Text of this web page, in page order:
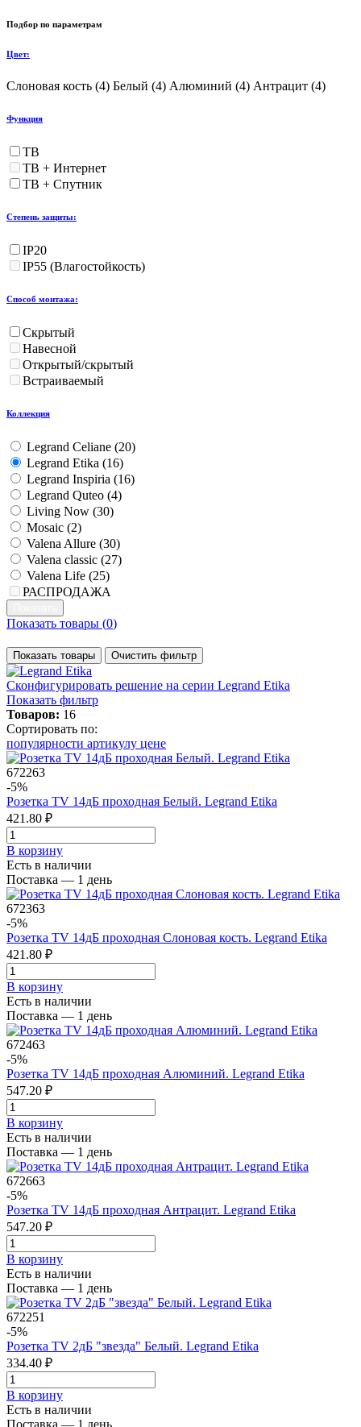
Подбор по параметрам
Цвет:
Слоновая кость (4) Белый (4) Алюминий (4) Антрацит (4)
Функция
ТВ
ТВ + Интернет
ТВ + Спутник
Степень защиты:
IP20
IP55 (Влагостойкость)
Способ монтажа:
Скрытый
Навесной
Открытый/скрытый
Встраиваемый
Коллекция
Legrand Celiane (20)
Legrand Etika (16)
Legrand Inspiria (16)
Legrand Quteo (4)
Living Now (30)
Mosaic (2)
Valena Allure (30)
Valena classic (27)
Valena Life (25)
РАСПРОДАЖА
Показать товары (0)
Показать товары Очистить фильтр
Сконфигурировать решение на серии Legrand Etika
Показать фильтр
Товаров: 16
Сортировать по:
популярности артикулу цене
672263
-5%
Розетка TV 14дБ проходная Белый. Legrand Etika
421.80 ₽
В корзинy
Есть в наличии
Поставка — 1 день
672363
-5%
Розетка TV 14дБ проходная Слоновая кость. Legrand Etika
421.80 ₽
В корзинy
Есть в наличии
Поставка — 1 день
672463
-5%
Розетка TV 14дБ проходная Алюминий. Legrand Etika
547.20 ₽
В корзинy
Есть в наличии
Поставка — 1 день
672663
-5%
Розетка TV 14дБ проходная Антрацит. Legrand Etika
547.20 ₽
В корзинy
Есть в наличии
Поставка — 1 день
672251
-5%
Розетка TV 2дБ "звезда" Белый. Legrand Etika
334.40 ₽
В корзинy
Есть в наличии
Поставка — 1 день